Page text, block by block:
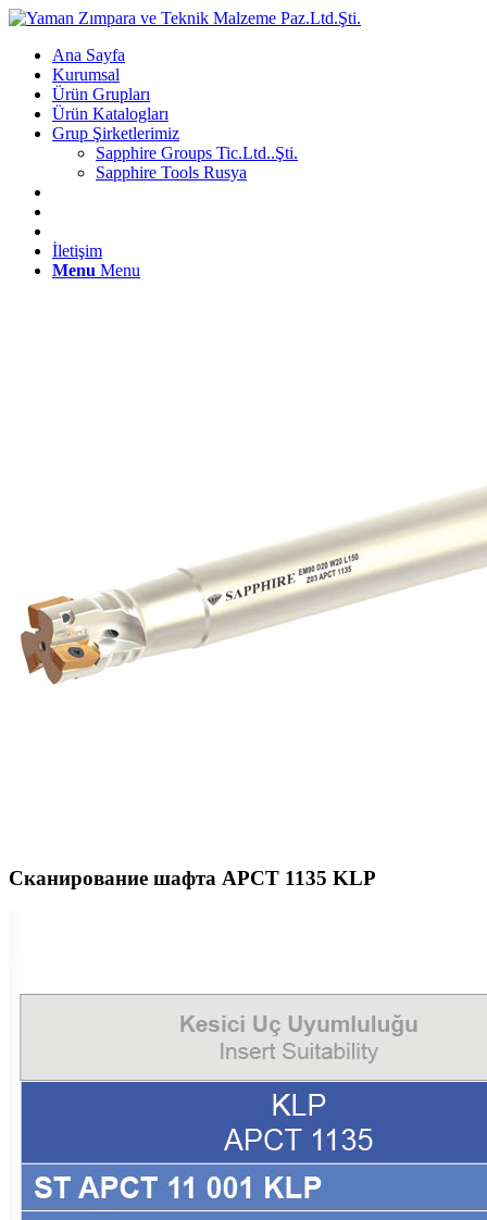
Ana Sayfa
Kurumsal
Ürün Grupları
Ürün Katalogları
Grup Şirketlerimiz
Sapphire Groups Tic.Ltd..Şti.
Sapphire Tools Rusya
İletişim
Menu Menu
Сканирование шафта APCT 1135 KLP